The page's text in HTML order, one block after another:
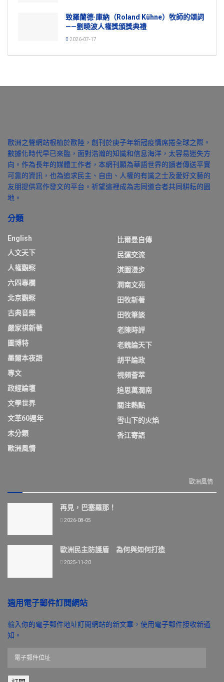
致羅蘭德·庫納（Roland Kühne）牧師的頌詞
——劉曉波人權獎頒獎典禮
2026-07-17
歐洲之聲網站根植於歐陸，創刊於庚子年新冠疫情席捲全球之際。
數據化時代早已來臨，面對浩瀚的知識和信息海洋，太容易迷失方
向。作為長年的媒體工作者，本網刊願為華語世界的讀者傳送平實
可靠的資訊，也為追求民主、自由、人權的有識之士及愛好文藝的
友朋提供寫作發文的平台。祈望這裡成為志同道合者共同耕耘的園
地。
分類
English
人文天下
人權觀察
六四專欄
北京觀察
古典音樂
嚴家祺新著
圖博特
墨爾本夜語
專文
政經論壇
文學世界
文革60週年
未分類
歐洲風情
比爾曼自傳
民運交流
淇園漫步
潤南文苑
田牧新著
田牧筆談
老陳時評
老魏論天下
胡平論政
視頻薈萃
追思萬潤南
關注熱點
雪山下的火焰
香江寄語
歐洲風情
再見，巴塞羅那！
2026-08-05
歐洲民主防護盾 為何與如何打造
2025-11-20
適用電子郵件訂閱網站
輸入你的電子郵件地址訂閱網站的新文章，使用電子郵件接收新通
知。
郵